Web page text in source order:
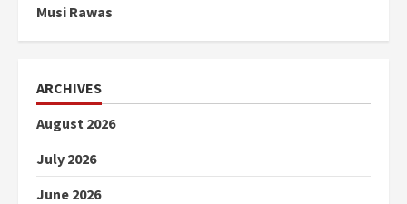
Musi Rawas
ARCHIVES
August 2026
July 2026
June 2026